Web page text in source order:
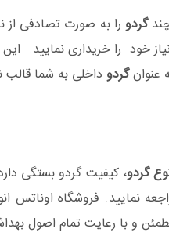
گردو را به صورت تصادفی
خود را خریداری نمایید.
عنوانگردو داخلی به شما قالب
گردو، کیفیت گردو بستگی
نمایید. فروشگاه اوناتس
و با رعایت تمام اصول